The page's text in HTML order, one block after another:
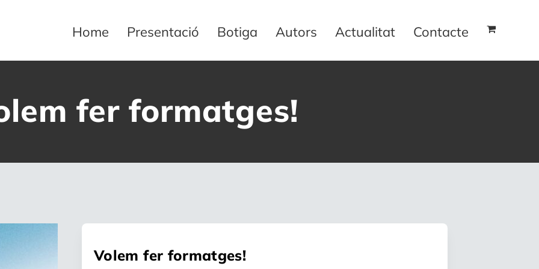
Home Presentació Botiga Autors Actualitat Contacte
fer formatges!
Volem fer formatges!